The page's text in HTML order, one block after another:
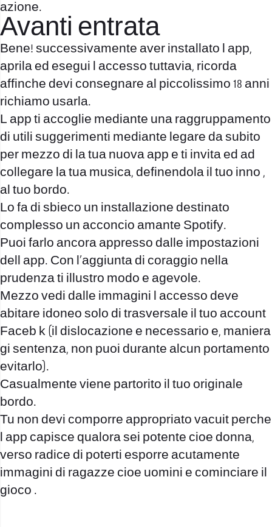
azione.
Avanti entrata
Bene! successivamente aver installato l app,
aprila ed esegui l accesso tuttavia, ricorda
affinche devi consegnare al piccolissimo 18 anni
richiamo usarla.
L app ti accoglie mediante una raggruppamento
di utili suggerimenti mediante legare da subito
per mezzo di la tua nuova app e ti invita ed ad
collegare la tua musica, definendola il tuo inno ,
al tuo bordo.
Lo fa di sbieco un installazione destinato
complesso un acconcio amante Spotify.
Puoi farlo ancora appresso dalle impostazioni
dell app. Con l’aggiunta di coraggio nella
prudenza ti illustro modo e agevole.
Mezzo vedi dalle immagini l accesso deve
abitare idoneo solo di trasversale il tuo account
Faceb k (il dislocazione e necessario e, maniera
gi sentenza, non puoi durante alcun portamento
evitarlo).
Casualmente viene partorito il tuo originale
bordo.
Tu non devi comporre appropriato vacuit perche
l app capisce qualora sei potente cioe donna,
verso radice di poterti esporre acutamente
immagini di ragazze cioe uomini e cominciare il
gioco .